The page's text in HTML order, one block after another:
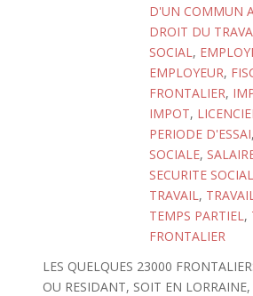
D'UN COMMUN
DROIT DU
SOCIAL,
EMPLOYEUR,
FRONTALIER,
IMPOT,
PERIODE D'ESSAI,
SOCIALE,
SECURITE
TRAVAIL,
TEMPS PARTIEL,
FRONTALIER
LES QUELQUES 23000
OU RESIDANT, SOIT EN LORRAINE,